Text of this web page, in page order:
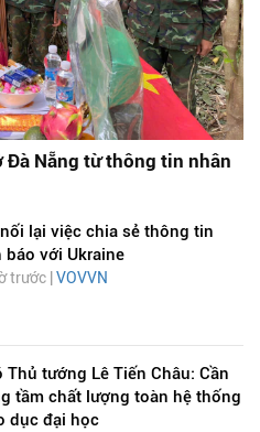
Nẵng từ thông tin nhân
lại việc chia sẻ thông tin
báo với Ukraine
trước | VOVVN
Thủ tướng Lê Tiến Châu: Cần
tầm chất lượng toàn hệ thống
dục đại học